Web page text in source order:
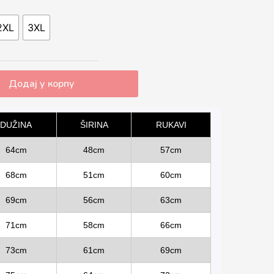
3XL
Додај у корпу
DUŽINA ŠIRINA RUKAVI
64cm 48cm 57cm
68cm 51cm 60cm
69cm 56cm 63cm
71cm 58cm 66cm
73cm 61cm 69cm